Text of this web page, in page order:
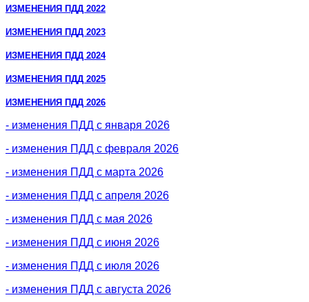
ИЗМЕНЕНИЯ ПДД 2022
ИЗМЕНЕНИЯ ПДД 2023
ИЗМЕНЕНИЯ ПДД 2024
ИЗМЕНЕНИЯ ПДД 2025
ИЗМЕНЕНИЯ ПДД 2026
- изменения ПДД с января 2026
- изменения ПДД с февраля 2026
- изменения ПДД с марта 2026
- изменения ПДД с апреля 2026
- изменения ПДД с мая 2026
- изменения ПДД с июня 2026
- изменения ПДД с июля 2026
- изменения ПДД с августа 2026